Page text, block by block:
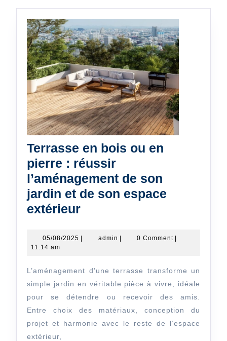
Terrasse en bois ou en
pierre : réussir
l’aménagement de son
jardin et de son espace
extérieurTerrasse
bois
en
pierre :
réussir
l’aménagement
de
05/08/2025 05/08/2025
| admin admin
| 0 Comment |
11:14 am
L’aménagement d’une terrasse transforme un
simple jardin en véritable pièce à vivre, idéale
pour se détendre ou recevoir des amis.
Entre choix des matériaux, conception du
projet et harmonie avec le reste de l’espace
extérieur,